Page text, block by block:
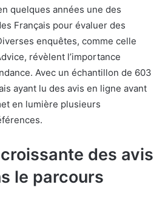
quelques années une des
Français pour évaluer des
enquêtes, comme celle
révèlent l’importance
Avec un échantillon de 603
ayant lu des avis en ligne avant
en lumière plusieurs
des avis
le parcours